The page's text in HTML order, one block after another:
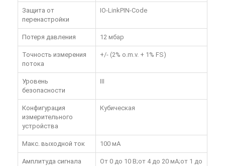
Защита от
перенастройки
IO-LinkPIN-Code
Потеря давления 12 мбар
Точность измерения
потока
+/- (2% o.m.v. + 1% FS)
Уровень
безопасности
III
Конфигурация
измерительного
устройства
Кубическая
Макс. выходной ток 100 мА
Амплитуда сигнала
От 0 до 10 В;от 4 до 20 мА;от 1 до